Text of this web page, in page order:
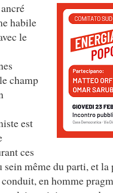
habile
le
champ
est
ces
sein même du parti, et
en homme